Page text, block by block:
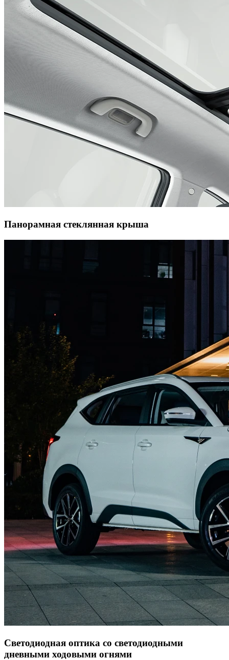
Панорамная стеклянная крыша
Светодиодная оптика со светодиодными
дневными ходовыми огнями